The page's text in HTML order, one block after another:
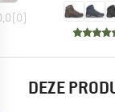
(0)
DEZE